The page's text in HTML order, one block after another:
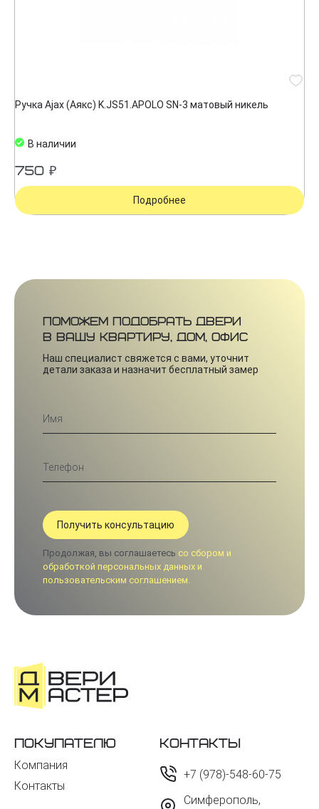
Ручка Ajax (Аякс) K.JS51.APOLO SN-3 матовый никель
В наличии
750 ₽
Подробнее
Поможем подобрать двери
в вашу квартиру, дом, офис
Наш специалист свяжется с вами, уточнит
детали заказа и назначит бесплатный замер
Продолжая, вы соглашаетесь со сбором и
обработкой персональных данных и
пользовательским соглашением.
Покупателю
Компания
Контакты
Контакты
+7 (978)-548-60-75
Симферополь,